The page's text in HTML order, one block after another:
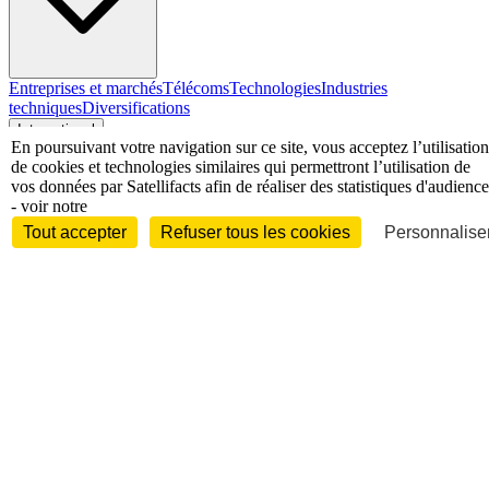
Entreprises et marchésTélécomsTechnologiesIndustries
techniquesDiversifications
International
International
Personnalités
En poursuivant votre navigation sur ce site, vous acceptez l’utilisation
de cookies et technologies similaires qui permettront l’utilisation de
vos données par Satellifacts afin de réaliser des statistiques d'audience
- voir notre
Tout accepter
Refuser tous les cookies